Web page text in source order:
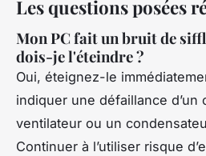
Les questions posées
Mon PC fait un bruit de
dois-je l'éteindre ?
Oui, éteignez-le
indiquer une défaillance d’un
ventilateur ou un
Continuer à l’utiliser risque